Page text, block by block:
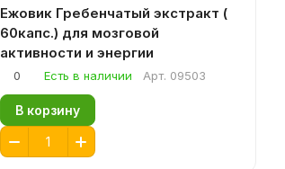
Ежовик Гребенчатый экстракт (
60капс.) для мозговой
активности и энергии
0 Есть в наличии Арт. 09503
В корзину